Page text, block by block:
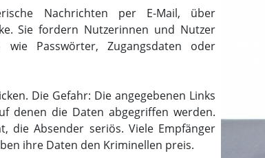
Nachrichten per E-Mail, über
Sie fordern Nutzerinnen und Nutzer
Passwörter, Zugangsdaten oder
Die Gefahr: Die angegebenen Links
denen die Daten abgegriffen werden.
die Absender seriös. Viele Empfänger
ihre Daten den Kriminellen preis.